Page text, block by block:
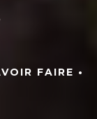
FAIRE •